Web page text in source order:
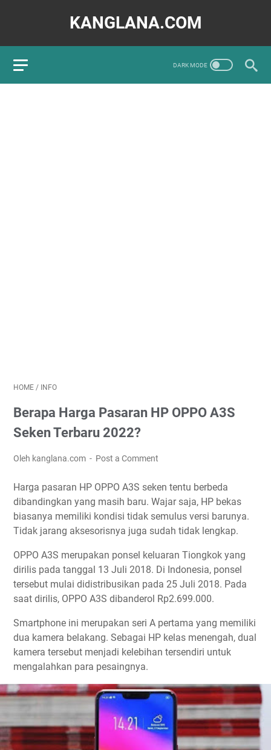
KANGLANA.COM
HOME / INFO
Berapa Harga Pasaran HP OPPO A3S
Seken Terbaru 2022?
Oleh kanglana.com Post a Comment
Harga pasaran HP OPPO A3S seken tentu berbeda
dibandingkan yang masih baru. Wajar saja, HP bekas
biasanya memiliki kondisi tidak semulus versi barunya.
Tidak jarang aksesorisnya juga sudah tidak lengkap.
OPPO A3S merupakan ponsel keluaran Tiongkok yang
dirilis pada tanggal 13 Juli 2018. Di Indonesia, ponsel
tersebut mulai didistribusikan pada 25 Juli 2018. Pada
saat dirilis, OPPO A3S dibanderol Rp2.699.000.
Smartphone ini merupakan seri A pertama yang memiliki
dua kamera belakang. Sebagai HP kelas menengah, dual
kamera tersebut menjadi kelebihan tersendiri untuk
mengalahkan para pesaingnya.